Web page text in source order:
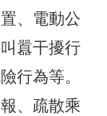
、電動公
囂干擾行
行為等。
、疏散乘